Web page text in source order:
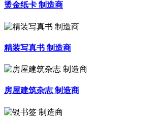
烫金纸卡 制造商
精装写真书 制造商
房屋建筑杂志 制造商